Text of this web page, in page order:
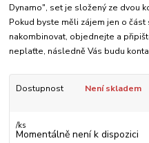
Dynamo", set je složený ze dvou
Pokud byste měli zájem jen o část
nakombinovat, objednejte a
neplaťte, následně Vás budu
Dostupnost Není skladem
/ks
Momentálně není k dispozici